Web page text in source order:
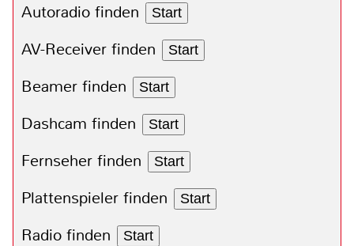
Autoradio finden Start
AV-Receiver finden Start
Beamer finden Start
Dashcam finden Start
Fernseher finden Start
Plattenspieler finden Start
Radio finden Start